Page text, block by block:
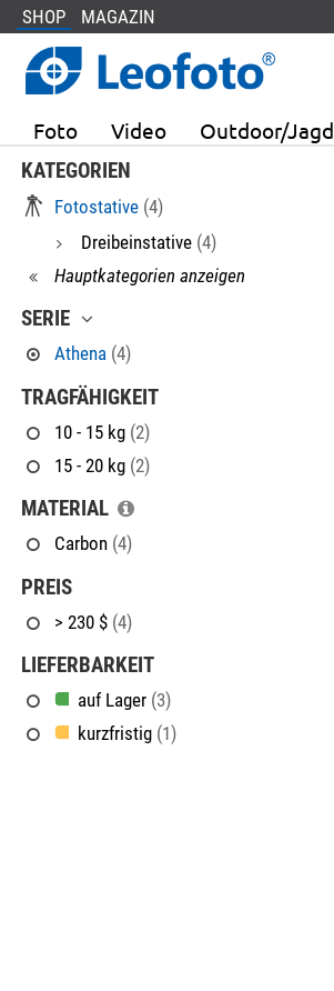
SHOP MAGAZIN
Foto Video Outdoor/Jagd
KATEGORIEN
Fotostative (4)
Dreibeinstative (4)
Hauptkategorien anzeigen
SERIE
Athena (4)
TRAGFÄHIGKEIT
10 - 15 kg (2)
15 - 20 kg (2)
MATERIAL
Carbon (4)
PREIS
> 230 $ (4)
LIEFERBARKEIT
auf Lager (3)
kurzfristig (1)